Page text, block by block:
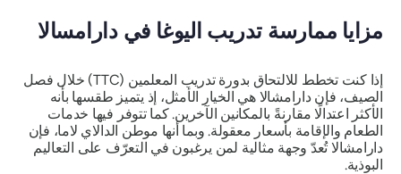
مزايا ممارسة تدريب اليوغا في دارامسالا
إذا كنت تخطط للالتحاق بدورة تدريب المعلمين (TTC) خلال فصل
الصيف، فإن دارامشالا هي الخيار الأمثل، إذ يتميز طقسها بأنه
الأكثر اعتدالًا مقارنةً بالمكانين الآخرين. كما تتوفر فيها خدمات
الطعام والإقامة بأسعار معقولة. وبما أنها موطن الدالاي لاما، فإن
دارامشالا تُعدّ وجهة مثالية لمن يرغبون في التعرّف على التعاليم
البوذية.